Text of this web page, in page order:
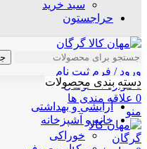
سبد خرید
حراجستون
ورود / فرم ثبت نام
0 موارد / ۰ تومان
0 علاقه مندی ها
منو
دسته بندی محصولات
آرایشی و بهداشتی
خانه و آشپزخانه
خوراکی